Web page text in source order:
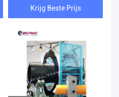
Krijg Beste Prijs